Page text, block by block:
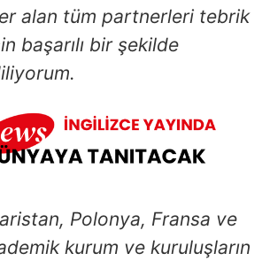
alan tüm partnerleri tebrik
başarılı bir şekilde
Polonya, Fransa ve
kurum ve kuruluşların